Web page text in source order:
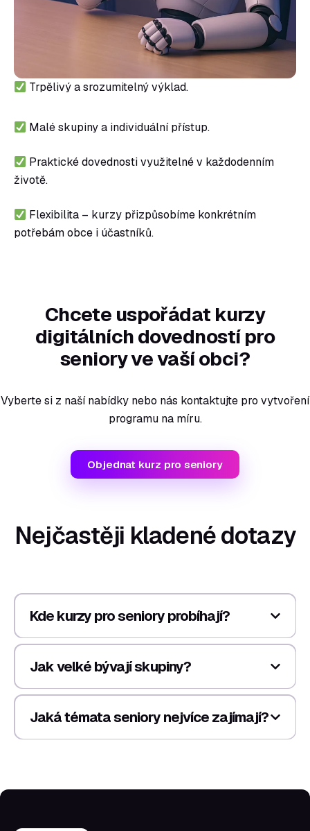
Trpělivý a srozumitelný výklad.
Malé skupiny a individuální přístup.
Praktické dovednosti využitelné v každodenním
životě.
Flexibilita – kurzy přizpůsobíme konkrétním
potřebám obce i účastníků.
Chcete uspořádat kurzy
digitálních dovedností pro
seniory ve vaší obci?
Vyberte si z naší nabídky nebo nás kontaktujte pro vytvoření
programu na míru.
Objednat kurz pro seniory
Nejčastěji kladené dotazy
Kde kurzy pro seniory probíhají?
Jak velké bývají skupiny?
Jaká témata seniory nejvíce zajímají?